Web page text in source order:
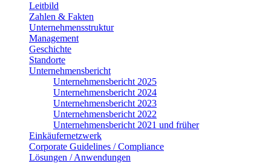
Leitbild
Zahlen & Fakten
Unternehmensstruktur
Management
Geschichte
Standorte
Unternehmensbericht
Unternehmensbericht 2025
Unternehmensbericht 2024
Unternehmensbericht 2023
Unternehmensbericht 2022
Unternehmensbericht 2021 und früher
Einkäufernetzwerk
Corporate Guidelines / Compliance
Lösungen / Anwendungen